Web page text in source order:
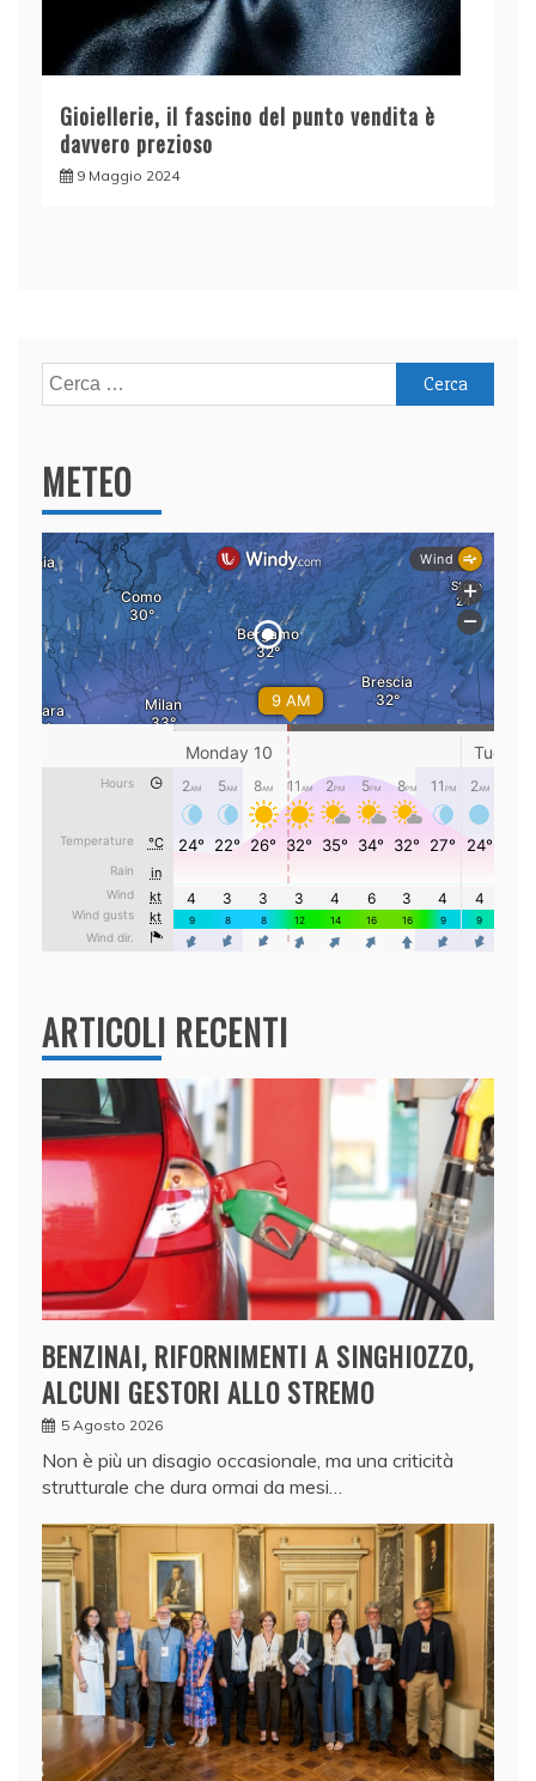
Gioiellerie, il fascino del punto vendita è
davvero prezioso
9 Maggio 2024
Ricerca
per:
METEO
ARTICOLI RECENTI
BENZINAI, RIFORNIMENTI A SINGHIOZZO,
ALCUNI GESTORI ALLO STREMO
5 Agosto 2026
Non è più un disagio occasionale, ma una criticità
strutturale che dura ormai da mesi…